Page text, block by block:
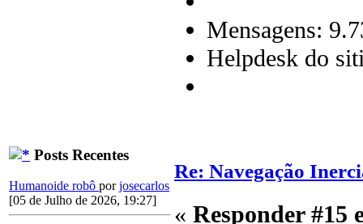
Posts Recentes
Humanoide robô porjosecarlos
[05 de Julho de 2026, 19:27]
Mensagens:
Helpdesk do
Re: Navegação
« Responder #15